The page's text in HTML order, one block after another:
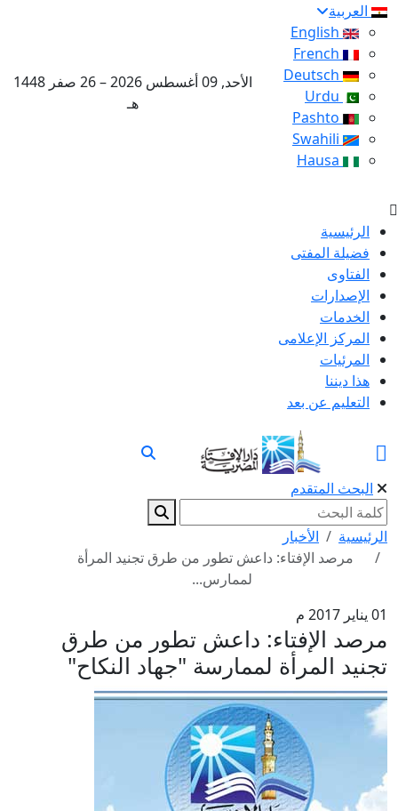
العربية
الأحد, 09 أغسطس 2026 – 26 صفر 1448
هـ
الرئيسية
فضيلة المفتى
الفتاوى
الإصدارات
الخدمات
المركز الإعلامى
المرئيات
هذا ديننا
التعليم عن بعد
البحث المتقدم
الرئيسية
الأخبار
مرصد الإفتاء: داعش تطور من طرق تجنيد المرأة
لممارس...
01 يناير 2017 م
مرصد الإفتاء: داعش تطور من طرق
تجنيد المرأة لممارسة "جهاد النكاح"